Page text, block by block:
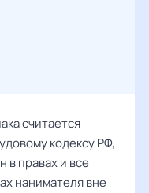
считается
кодексу РФ,
в правах и все
нанимателя вне